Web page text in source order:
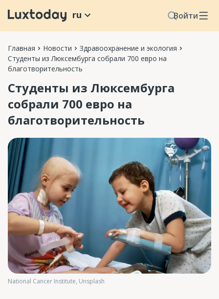
Войти
ru
Главная Новости
Здравоохранение и экология
Студенты из Люксембурга собрали 700 евро на
благотворительность
Студенты из Люксембурга
собрали 700 евро на
благотворительность
National Cancer Institute, Unsplash